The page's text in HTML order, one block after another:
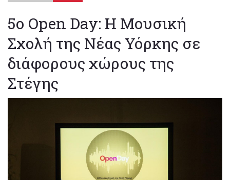
5ο Open Day: H Μουσική
Σχολή της Νέας Υόρκης σε
διάφορους χώρους της
Στέγης